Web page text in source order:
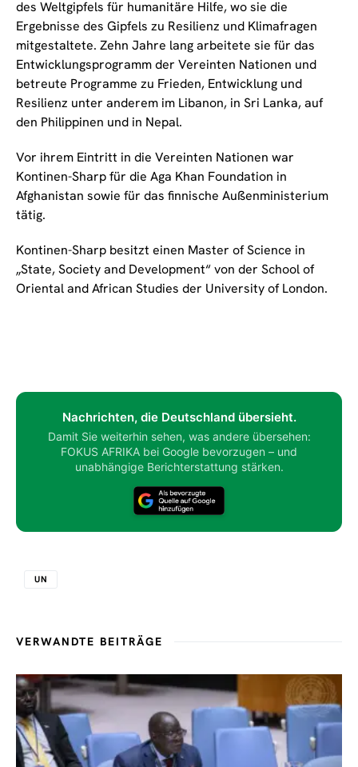
des Weltgipfels für humanitäre Hilfe, wo sie die
Ergebnisse des Gipfels zu Resilienz und Klimafragen
mitgestaltete. Zehn Jahre lang arbeitete sie für das
Entwicklungsprogramm der Vereinten Nationen und
betreute Programme zu Frieden, Entwicklung und
Resilienz unter anderem im Libanon, in Sri Lanka, auf
den Philippinen und in Nepal.
Vor ihrem Eintritt in die Vereinten Nationen war
Kontinen-Sharp für die Aga Khan Foundation in
Afghanistan sowie für das finnische Außenministerium
tätig.
Kontinen-Sharp besitzt einen Master of Science in
„State, Society and Development“ von der School of
Oriental and African Studies der University of London.
Nachrichten, die Deutschland übersieht.
Damit Sie weiterhin sehen, was andere übersehen:
FOKUS AFRIKA bei Google bevorzugen – und
unabhängige Berichterstattung stärken.
UN
VERWANDTE BEITRÄGE